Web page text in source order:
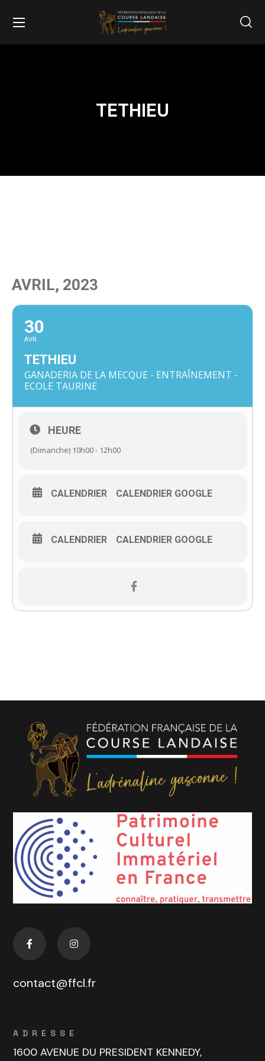
TETHIEU
AVRIL, 2023
30
AVR
TETHIEU
GANADERIA DE LA MECQUE - ENTRAÎNEMENT -
ECOLE TAURINE
HEURE
(Dimanche) 10h00 - 12h00
CALENDRIER CALENDRIER GOOGLE
CALENDRIER CALENDRIER GOOGLE
contact@ffcl.fr
ADRESSE
1600 AVENUE DU PRESIDENT KENNEDY,